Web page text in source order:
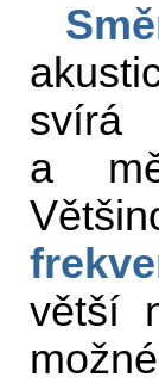
svírá
a
větší